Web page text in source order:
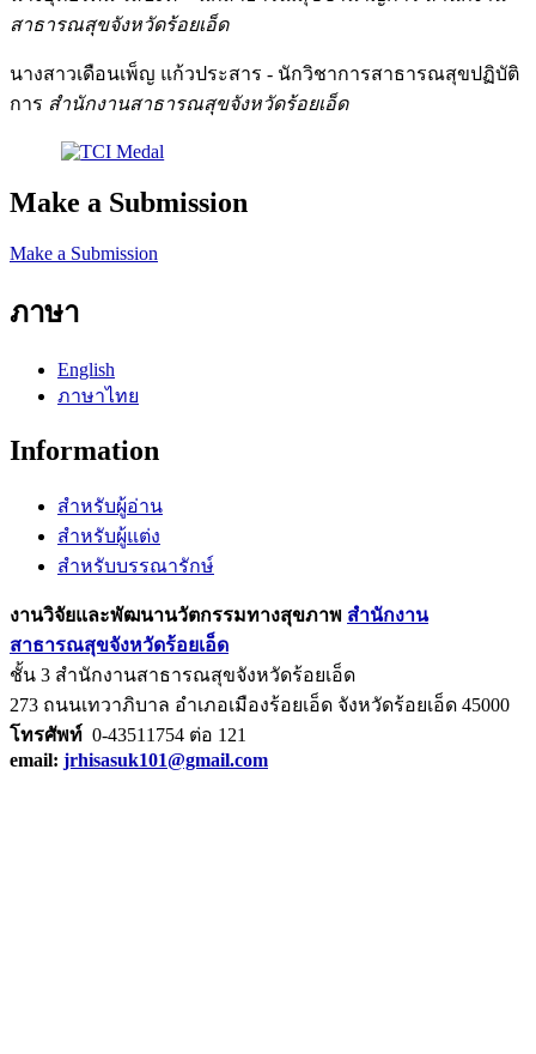
สาธารณสุขจังหวัดร้อยเอ็ด
นางสาวเดือนเพ็ญ แก้วประสาร - นักวิชาการสาธารณสุขปฏิบัติ
การ สำนักงานสาธารณสุขจังหวัดร้อยเอ็ด
Make a Submission
Make a Submission
ภาษา
English
ภาษาไทย
Information
สำหรับผู้อ่าน
สำหรับผู้แต่ง
สำหรับบรรณารักษ์
งานวิจัยและพัฒนานวัตกรรมทางสุขภาพ สำนักงาน
สาธารณสุขจังหวัดร้อยเอ็ด
ชั้น 3 สำนักงานสาธารณสุขจังหวัดร้อยเอ็ด
273 ถนนเทวาภิบาล อำเภอเมืองร้อยเอ็ด จังหวัดร้อยเอ็ด 45000
โทรศัพท์ 0-43511754 ต่อ 121
email: jrhisasuk101@gmail.com